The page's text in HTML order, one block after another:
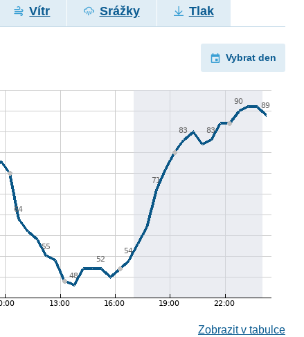
Vítr Srážky Tlak
Vybrat den
Zobrazit v tabulce